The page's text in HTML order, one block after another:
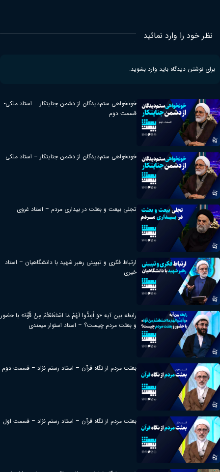
نظر خود را وارد نمائید
برای نوشتن دیدگاه باید وارد بشوید.
خونخواهی ستم‌دیدگان از دشمن جنایتکار – استاد ملکی-
قسمت دوم
خونخواهی ستم‌دیدگان از دشمن جنایتکار – استاد ملکی
تجلی بیعت و بعثت در بیداری مردم – استاد غروی
ارتباط فکری و تبیینی رهبر شهید با دانشگاهیان – استاد
خیری
رابطه بین آیه «وَ أَعِدُّوا لَهُمْ مَا اسْتَطَعْتُمْ مِنْ قُوَّة» با حضور
و بعثت مردم چیست؟ – استاد استوار میمندی
بعثت مردم از نگاه قرآن – استاد رستم نژاد – قسمت دوم
بعثت مردم از نگاه قرآن – استاد رستم نژاد – قسمت اول